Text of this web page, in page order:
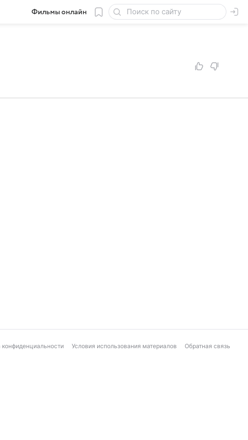
Фильмы онлайн
конфиденциальности Условия использования материалов Обратная связь